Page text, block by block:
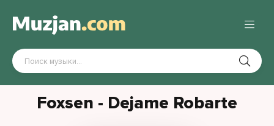
Foxsen - Dejame Robarte